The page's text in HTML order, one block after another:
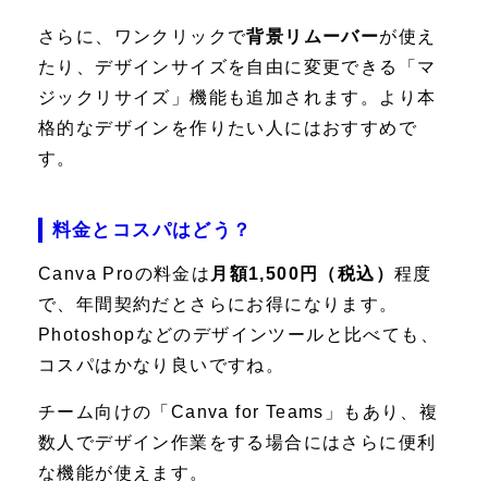
さらに、ワンクリックで背景リムーバーが使え
たり、デザインサイズを自由に変更できる「マ
ジックリサイズ」機能も追加されます。より本
格的なデザインを作りたい人にはおすすめで
す。
料金とコスパはどう？
Canva Proの料金は 月額1,500円（税込）程度
で、年間契約だとさらにお得になります。
Photoshopなどのデザインツールと比べても、
コスパはかなり良いですね。
チーム向けの「Canva for Teams」もあり、複
数人でデザイン作業をする場合にはさらに便利
な機能が使えます。